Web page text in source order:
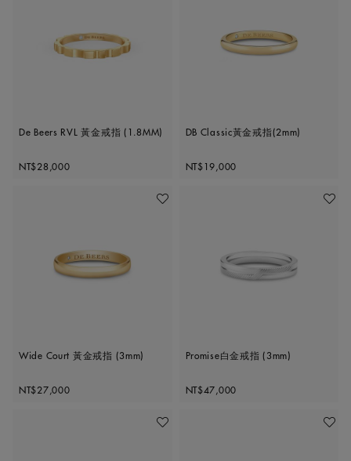
De Beers RVL 黃金戒指 (1.8MM)
Original price
NT$28,000
DB Classic黃金戒指(2mm)
Original price
NT$19,000
加入喜愛清單
Wide Court 黃金戒指 (3mm)
Original price
NT$27,000
加入喜
Promise白金戒指 (3mm)
Original price
NT$47,000
加入喜愛清單 加入喜